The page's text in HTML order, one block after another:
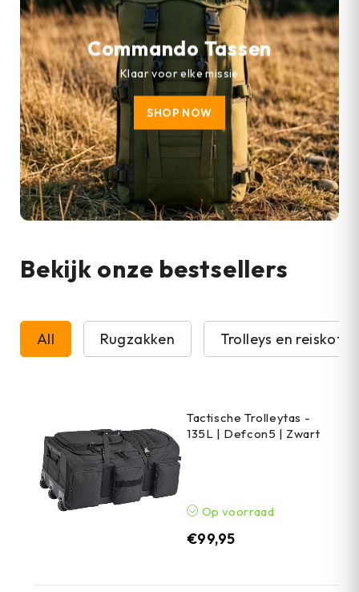
Commando Tassen
Klaar voor elke missie
SHOP NOW
Bekijk onze bestsellers
All Rugzakken Trolleys en
Tactische Trolleytas -
135L | Defcon5 | Zwart
Op voorraad
€99,95